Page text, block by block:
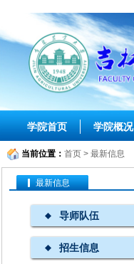
学院首页 学院概况
当前位置： 首页 > 最新信息
最新信息
导师队伍
招生信息